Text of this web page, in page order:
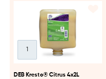
DEB Kresto® Citrus 4x2L